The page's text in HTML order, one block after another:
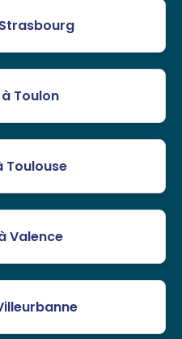
Toulon
Toulouse
Valence